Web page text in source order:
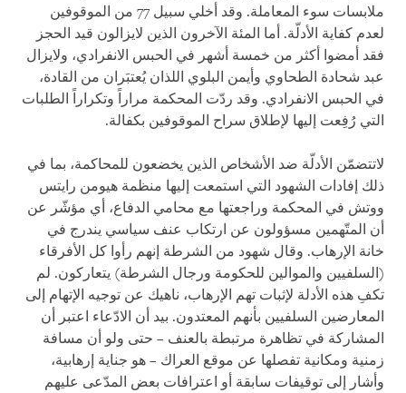
ملابسات سوء المعاملة. وقد أخلي سبيل 77 من الموقوفين
لعدم كفاية الأدلّة. أما المئة الآخرون الذين لايزالون قيد الحجز
فقد أمضوا أكثر من خمسة أشهر في الحبس الانفرادي، ولايزال
عبد شحادة الطحاوي وأيمن البلوي اللذان يُعتبَران من القادة،
في الحبس الانفرادي. وقد ردّت المحكمة مراراً وتكراراً الطلبات
التي رُفِعت إليها لإطلاق سراح الموقوفين بكفالة.
لاتتضمّن الأدلّة ضد الأشخاص الذين يخضعون للمحاكمة، بما في
ذلك إفادات الشهود التي استمعت إليها منظمة هيومن رايتس
ووتش في المحكمة وراجعتها مع محامي الدفاع، أي مؤشّر عن
أن المتّهمين مسؤولون عن ارتكاب عنف سياسي يندرج في
خانة الإرهاب. وقال شهود من الشرطة إنهم رأوا كل الأفرقاء
(السلفيين والموالين للحكومة ورجال الشرطة) يتعاركون. لم
تكفِ هذه الأدلة لإثبات تهم الإرهاب، ناهيك عن توجيه الإتهام إلى
المعارضين السلفيين بأنهم المعتدون. بيد أن الادّعاء اعتبر أن
المشاركة في تظاهرة مرتبطة بالعنف – حتى ولو أن مسافة
زمنية ومكانية تفصلها عن موقع العراك – هو جناية إرهابية،
وأشار إلى توقيفات سابقة أو اعترافات بعض المدّعى عليهم